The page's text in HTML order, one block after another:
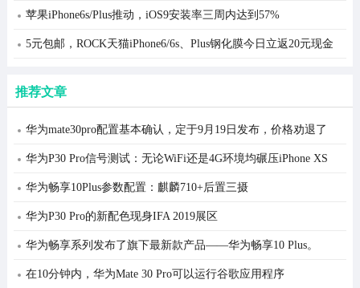
苹果iPhone6s/Plus推动，iOS9安装率三周内达到57%
5元包邮，ROCK天猫iPhone6/6s、Plus钢化膜今日立返20元现金
推荐文章
华为mate30pro配置基本确认，定于9月19日发布，价格劝退了
华为P30 Pro信号测试：无论WiFi还是4G环境均碾压iPhone XS
华为畅享10Plus参数配置：麒麟710+后置三摄
华为P30 Pro的新配色现身IFA 2019展区
华为畅享系列发布了旗下最新款产品——华为畅享10 Plus。
在10分钟内，华为Mate 30 Pro可以运行谷歌应用程序